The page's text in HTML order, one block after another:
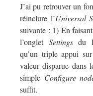
J’ai pu retrouver un
réinclure l’Universal
suivante : 1) En
l’onglet Settingsdu
qu’un triple appui
valeur disparue dans
simple Configure
suffit.